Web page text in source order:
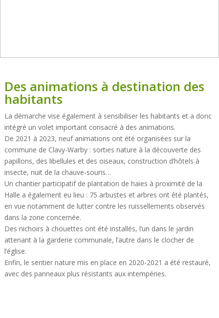
Des animations à destination des
habitants
La démarche vise également à sensibiliser les habitants et a donc
intégré un volet important consacré à des animations.
De 2021 à 2023, neuf animations ont été organisées sur la
commune de Clavy-Warby : sorties nature à la découverte des
papillons, des libellules et des oiseaux, construction d’hôtels à
insecte, nuit de la chauve-souris…
Un chantier participatif de plantation de haies à proximité de la
Halle a également eu lieu : 75 arbustes et arbres ont été plantés,
en vue notamment de lutter contre les ruissellements observés
dans la zone concernée.
Des nichoirs à chouettes ont été installés, l’un dans le jardin
attenant à la garderie communale, l’autre dans le clocher de
l’église.
Enfin, le sentier nature mis en place en 2020-2021 a été restauré,
avec des panneaux plus résistants aux intempéries.